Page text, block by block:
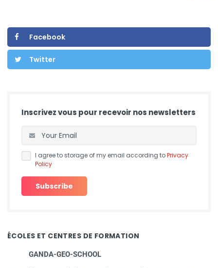
Facebook
Twitter
Inscrivez vous pour recevoir nos newsletters
I agree to storage of my email according toPrivacy
Policy
ÉCOLES ET CENTRES DE FORMATION
GANDA-GEO-SCHOOL